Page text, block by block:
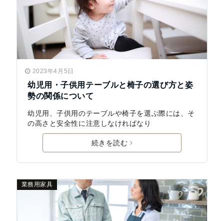
2023年4月5日
幼児用・子供用テーブルと椅子の選び方と姿
勢の関係について
幼児用、子供用のテーブルや椅子を選ぶ際には、そ
の高さと安全性に注意しなければなり
続きを読む
業務用家具